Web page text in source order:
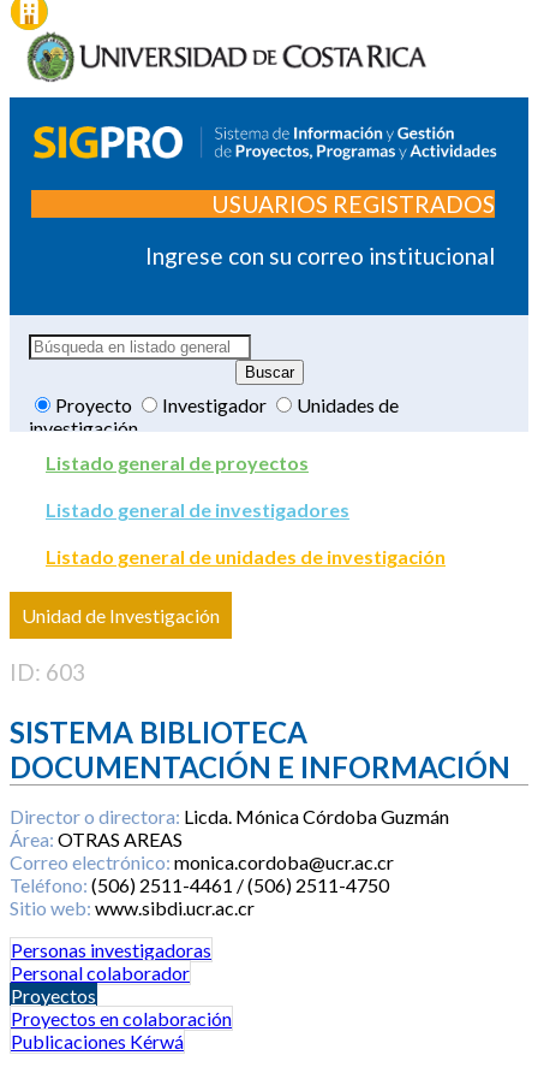
USUARIOS REGISTRADOS
Ingrese con su correo institucional
Proyecto Investigador
Unidades de
investigación
Listado general de proyectos
Listado general de investigadores
Listado general de unidades de investigación
Unidad de Investigación
ID: 603
SISTEMA BIBLIOTECA
DOCUMENTACIÓN E INFORMACIÓN
Director o directora: Licda. Mónica Córdoba Guzmán
Área: OTRAS AREAS
Correo electrónico: monica.cordoba@ucr.ac.cr
Teléfono: (506) 2511-4461 / (506) 2511-4750
Sitio web: www.sibdi.ucr.ac.cr
Personas investigadoras
Personal colaborador
Proyectos
Proyectos en colaboración
Publicaciones Kérwá